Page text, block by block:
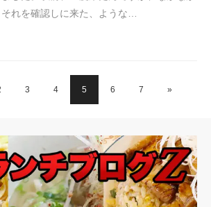
れを確認しに来た、ような…
3 4 5 6 7 »